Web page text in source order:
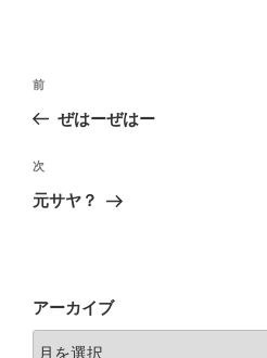
投
ナ
ビ
ゲ
ン
前
の
稿
前
ぜはーぜはー
次
の
次
元サヤ？
アーカイブ